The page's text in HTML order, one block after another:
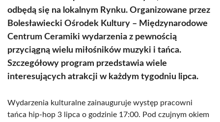
odbędą się na lokalnym Rynku. Organizowane przez
Bolesławiecki Ośrodek Kultury – Międzynarodowe
Centrum Ceramiki wydarzenia z pewnością
przyciągną wielu miłośników muzyki i tańca.
Szczegółowy program przedstawia wiele
interesujących atrakcji w każdym tygodniu lipca.
Wydarzenia kulturalne zainauguruje występ pracowni
tańca hip-hop 3 lipca o godzinie 17:00. Pod czujnym okiem